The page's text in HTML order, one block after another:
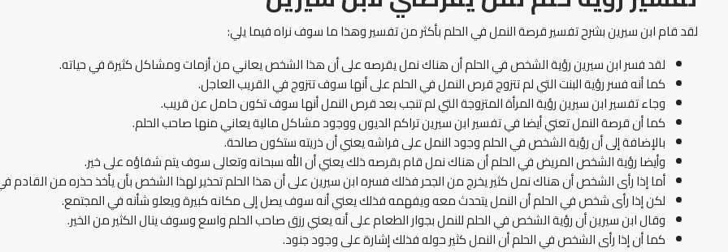
لقد قام ابن سيرين بشرح تفسير قرصة النمل في الحلم بأكثر من تفسير وهذا ما سوف نراه فيما يلي:
لقد فسر ابن سيرين رؤية الشخص في الحلم أن هناك نمل يقرصه على أن هذا الشخص يعاني من أزمات ومشاكل كثيرة في حياته.
كما أنه فسر رؤية البنت التي لم تتزوج قرص النمل في الحلم على أنها سوف تتزوج في القريب العاجل.
وجاء تفسير ابن سيرين رؤية المرأة المتزوجة التي لم تنجب بعد قرص النمل أنها سوف تكون حامل عن قريب.
كما أن قرصة النمل تعني أيضا في تفسير ابن سيرين تراكم الديون ووجود مشاكل مالية يعاني منها صاحب الحلم.
بالإضافة إلى أن رؤية الشخص في الحلم وجود النمل على فراشه يعني أن ذريته ستكون صالحة.
وأيضا رؤية الشخص المريض في الحلم أن هناك نمل قام بقرصه ذلك يعني أن الله سبحانه وتعالى سوف يتم شفاؤه على خير.
أما إذا رأى الشخص أن هناك نمل كثير يخرج من الجحر فذلك فسره ابن سيرين على أن هذا الحلم تحذير لهذا الشخص بأن يأخذ حذره من القادم
لكن إذا رأى شخص في الحلم أن النمل يتحدث معه ويفهمه فذلك يعني أنه سوف يصل إلى مكانه كبيرة ويعلو شأنه في المجتمع.
وقال ابن سيرين أن رؤية الشخص في الحلم للنمل بجوار الطعام على أنه يعني رزق صاحب الحلم واسع وسوف ينال الكثير من الخير.
كما أن إذا رأى الشخص في الحلم أن النمل كثير حوله فذلك إشارة على وجود جنود.